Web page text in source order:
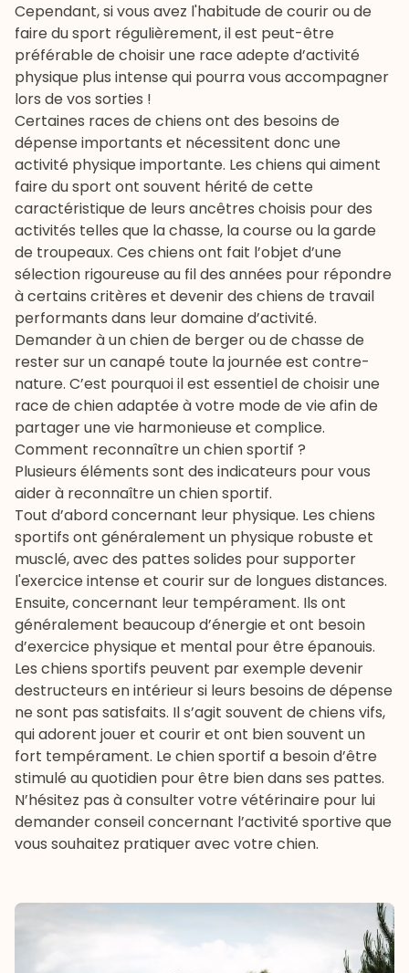
Cependant, si vous avez l'habitude de courir ou de
faire du sport régulièrement, il est peut-être
préférable de choisir une race adepte d’activité
physique plus intense qui pourra vous accompagner
lors de vos sorties !
Certaines races de chiens ont des besoins de
dépense importants et nécessitent donc une
activité physique importante. Les chiens qui aiment
faire du sport ont souvent hérité de cette
caractéristique de leurs ancêtres choisis pour des
activités telles que la chasse, la course ou la garde
de troupeaux. Ces chiens ont fait l’objet d’une
sélection rigoureuse au fil des années pour répondre
à certains critères et devenir des chiens de travail
performants dans leur domaine d’activité.
Demander à un chien de berger ou de chasse de
rester sur un canapé toute la journée est contre-
nature. C’est pourquoi il est essentiel de choisir une
race de chien adaptée à votre mode de vie afin de
partager une vie harmonieuse et complice.
Comment reconnaître un chien sportif ?
Plusieurs éléments sont des indicateurs pour vous
aider à reconnaître un chien sportif.
Tout d’abord concernant leur physique. Les chiens
sportifs ont généralement un physique robuste et
musclé, avec des pattes solides pour supporter
l'exercice intense et courir sur de longues distances.
Ensuite, concernant leur tempérament. Ils ont
généralement beaucoup d’énergie et ont besoin
d’exercice physique et mental pour être épanouis.
Les chiens sportifs peuvent par exemple devenir
destructeurs en intérieur si leurs besoins de dépense
ne sont pas satisfaits. Il s’agit souvent de chiens vifs,
qui adorent jouer et courir et ont bien souvent un
fort tempérament. Le chien sportif a besoin d’être
stimulé au quotidien pour être bien dans ses pattes.
N’hésitez pas à consulter votre vétérinaire pour lui
demander conseil concernant l’activité sportive que
vous souhaitez pratiquer avec votre chien.